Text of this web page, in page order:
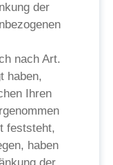
der
nach Art.
haben,
Ihren
feststeht,
haben